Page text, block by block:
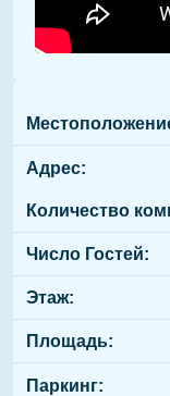
Адрес:
Количество
Число Гостей:
Этаж:
Площадь:
Паркинг: